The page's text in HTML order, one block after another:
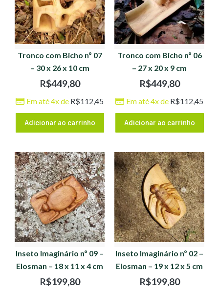
Tronco com Bicho nº 07
– 30 x 26 x 10 cm
R$449,80
Em até 4x de R$112,45
Adicionar ao carrinho
Tronco com Bicho nº 06
– 27 x 20 x 9 cm
R$449,80
Em até 4x de R$112,45
Adicionar ao carrinho
Inseto Imaginário nº 09 –
Elosman – 18 x 11 x 4 cm
R$199,80
Inseto Imaginário nº 02 –
Elosman – 19 x 12 x 5 cm
R$199,80